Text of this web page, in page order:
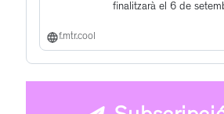
finalitzarà el 6 de
f.mtr.cool